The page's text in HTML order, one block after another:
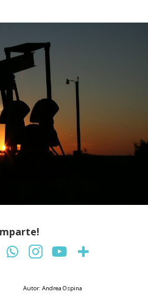
Autor: Andrea Ospina